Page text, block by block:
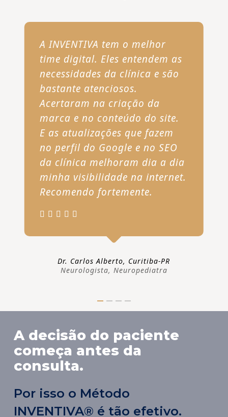
A INVENTIVA tem o melhor
time digital. Eles entendem as
necessidades da clínica e são
bastante atenciosos.
Acertaram na criação da
marca e no conteúdo do site.
E as atualizações que fazem
no perfil do Google e no SEO
da clínica melhoram dia a dia
minha visibilidade na internet.
Recomendo fortemente.
Dr. Carlos Alberto, Curitiba-PR
Neurologista, Neuropediatra
A decisão do paciente
começa antes da
consulta.
Por isso o Método
INVENTIVA® é tão efetivo.